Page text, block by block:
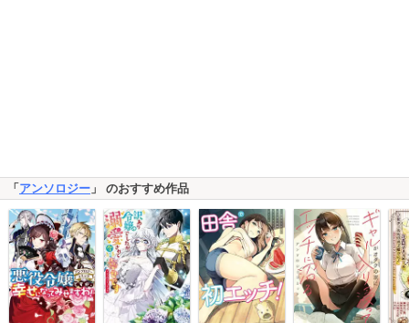
「 アンソロジー 」 のおすすめ作品